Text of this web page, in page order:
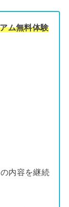
ム無料体験
内容を継続